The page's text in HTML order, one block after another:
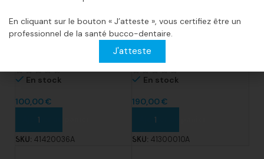
HYPERONE DIAM. 98.5MM X
En stock
100,00€
Ajouter au panier
SKU: 41420036A
DISQUE PLEIN MAGNUM
SOLARE DIAM. 98.5MM X
4 En stock
190,00€
Ajouter au panier
SKU: 41300010A
En cliquant sur le bouton « J’atteste », vous certifiez être un
professionnel de la santé bucco-dentaire.
J'atteste